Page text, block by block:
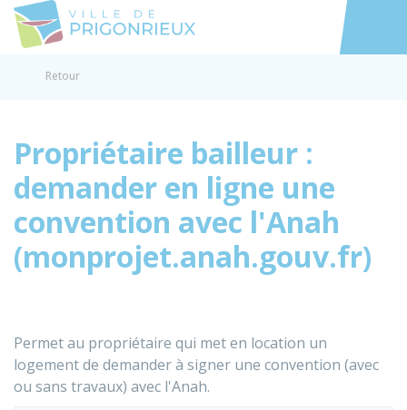
Accéder
Retour
Propriétaire bailleur :
demander en ligne une
convention avec l'Anah
(monprojet.anah.gouv.fr)
Permet au propriétaire qui met en location un
logement de demander à signer une convention (avec
ou sans travaux) avec l'Anah.